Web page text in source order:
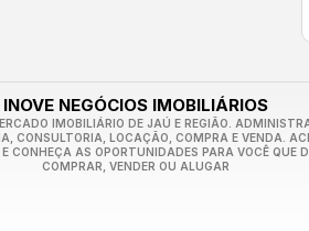
INOVE NEGÓCIOS IMOBILIÁRIOS
IMOBILIÁRIO DE JAÚ E REGIÃO.
CONSULTORIA, LOCAÇÃO, COMPRA E VENDA.
CONHEÇA AS OPORTUNIDADES PARA VOCÊ QUE
COMPRAR, VENDER OU ALUGAR